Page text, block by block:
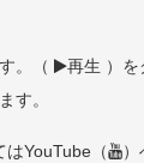
。（
再生 ）を
す。
YouTube（ ）